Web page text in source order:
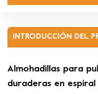
INTRODUCCIÓN DEL
Almohadillas para
duraderas en